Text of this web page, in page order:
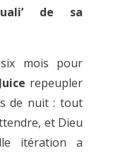
de sa
mois pour
repeupler
de nuit : tout
et Dieu
itération a